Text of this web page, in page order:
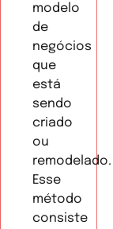
modelo
de
negócios
que
está
sendo
criado
ou
remodelado.
Esse
método
consiste